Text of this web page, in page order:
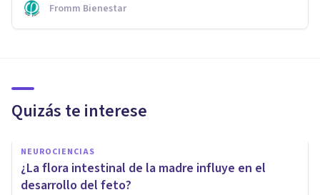
Fromm Bienestar
Quizás te interese
NEUROCIENCIAS
¿La flora intestinal de la madre influye en el
desarrollo del feto?